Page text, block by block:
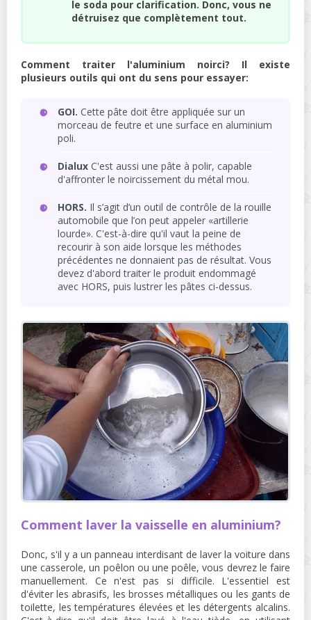
le soda pour clarification. Donc, vous ne
détruisez que complètement tout.
Comment traiter l'aluminium noirci? Il existe
plusieurs outils qui ont du sens pour essayer:
GOI. Cette pâte doit être appliquée sur un
morceau de feutre et une surface en aluminium
poli.
Dialux C'est aussi une pâte à polir, capable
d'affronter le noircissement du métal mou.
HORS. Il s’agit d’un outil de contrôle de la rouille
automobile que l’on peut appeler «artillerie
lourde». C'est-à-dire qu'il vaut la peine de
recourir à son aide lorsque les méthodes
précédentes ne donnaient pas de résultat. Vous
devez d'abord traiter le produit endommagé
avec HORS, puis lustrer les pâtes ci-dessus.
Comment laver la vaisselle en aluminium?
Donc, s'il y a un panneau interdisant de laver la voiture dans
une casserole, un poêlon ou une poêle, vous devrez le faire
manuellement. Ce n'est pas si difficile. L'essentiel est
d'éviter les abrasifs, les brosses métalliques ou les gants de
toilette, les températures élevées et les détergents alcalins.